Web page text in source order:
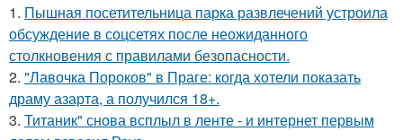
1. Пышная посетительница парка развлечений устроила
обсуждение в соцсетях после неожиданного
столкновения с правилами безопасности.
2. "Лавочка Пороков" в Праге: когда хотели показать
драму азарта, а получился 18+.
3. Титаник" снова всплыл в ленте - и интернет первым